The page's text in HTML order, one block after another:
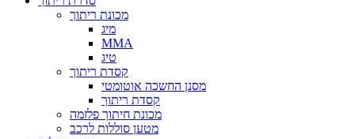
מכונת ריתוך
מיג
MMA
טיג
קסדת ריתוך
מסנן החשכה אוטומטי
קסדת ריתוך
מכונת חיתוך פלזמה
מטען סוללות לרכב